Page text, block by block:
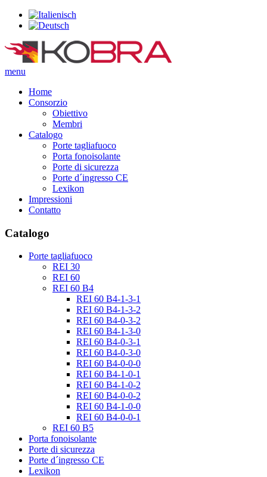
menu
Home
Consorzio
Obiettivo
Membri
Catalogo
Porte tagliafuoco
Porta fonoisolante
Porte di sicurezza
Porte d´ingresso CE
Lexikon
Impressioni
Contatto
Catalogo
Porte tagliafuoco
REI 30
REI 60
REI 60 B4
REI 60 B4-1-3-1
REI 60 B4-1-3-2
REI 60 B4-0-3-2
REI 60 B4-1-3-0
REI 60 B4-0-3-1
REI 60 B4-0-3-0
REI 60 B4-0-0-0
REI 60 B4-1-0-1
REI 60 B4-1-0-2
REI 60 B4-0-0-2
REI 60 B4-1-0-0
REI 60 B4-0-0-1
REI 60 B5
Porta fonoisolante
Porte di sicurezza
Porte d´ingresso CE
Lexikon